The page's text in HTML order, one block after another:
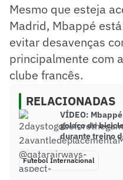
Mesmo que esteja
Madrid, Mbappé
evitar desavenças
principalmente com
clube francês.
RELACIONADAS
VÍDEO:
golaço de
durante treino
Futebol Internacional